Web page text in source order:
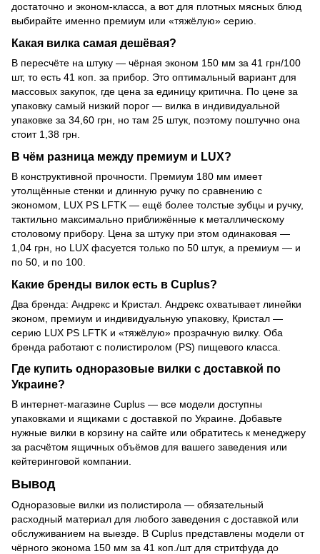
достаточно и эконом-класса, а вот для плотных мясных блюд
выбирайте именно премиум или «тяжёлую» серию.
Какая вилка самая дешёвая?
В пересчёте на штуку — чёрная эконом 150 мм за 41 грн/100
шт, то есть 41 коп. за прибор. Это оптимальный вариант для
массовых закупок, где цена за единицу критична. По цене за
упаковку самый низкий порог — вилка в индивидуальной
упаковке за 34,60 грн, но там 25 штук, поэтому поштучно она
стоит 1,38 грн.
В чём разница между премиум и LUX?
В конструктивной прочности. Премиум 180 мм имеет
утолщённые стенки и длинную ручку по сравнению с
экономом, LUX PS LFTK — ещё более толстые зубцы и ручку,
тактильно максимально приближённые к металлическому
столовому прибору. Цена за штуку при этом одинаковая —
1,04 грн, но LUX фасуется только по 50 штук, а премиум — и
по 50, и по 100.
Какие бренды вилок есть в Cuplus?
Два бренда: Андрекс и Кристал. Андрекс охватывает линейки
эконом, премиум и индивидуальную упаковку, Кристал —
серию LUX PS LFTK и «тяжёлую» прозрачную вилку. Оба
бренда работают с полистиролом (PS) пищевого класса.
Где купить одноразовые вилки с доставкой по
Украине?
В интернет-магазине Cuplus — все модели доступны
упаковками и ящиками с доставкой по Украине. Добавьте
нужные вилки в корзину на сайте или обратитесь к менеджеру
за расчётом ящичных объёмов для вашего заведения или
кейтеринговой компании.
Вывод
Одноразовые вилки из полистирола — обязательный
расходный материал для любого заведения с доставкой или
обслуживанием на выезде. В Cuplus представлены модели от
чёрного эконома 150 мм за 41 коп./шт для стритфуда до